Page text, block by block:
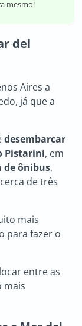
mesmo!
del
Aires a
já que a
desembarcar
Pistarini, em
de ônibus,
de três
mais
para fazer o
entre as
mais